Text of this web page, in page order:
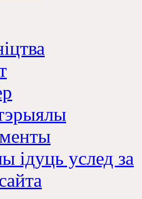
ідуць услед за